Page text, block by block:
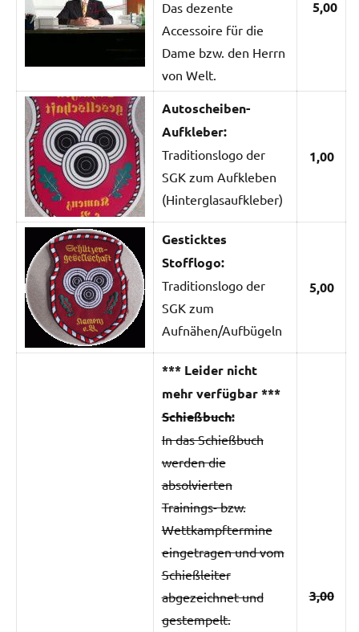
Das dezente
Accessoire für die
Dame bzw. den Herrn
von Welt.
5,00
Autoscheiben-
Aufkleber:
Traditionslogo der
SGK zum Aufkleben
(Hinterglasaufkleber)
1,00
Gesticktes
Stofflogo:
Traditionslogo der
SGK zum
Aufnähen/Aufbügeln
5,00
*** Leider nicht
mehr verfügbar ***
Schießbuch:
In das Schießbuch
werden die
absolvierten
Trainings- bzw.
Wettkampftermine
eingetragen und vom
Schießleiter
abgezeichnet und
gestempelt.
3,00